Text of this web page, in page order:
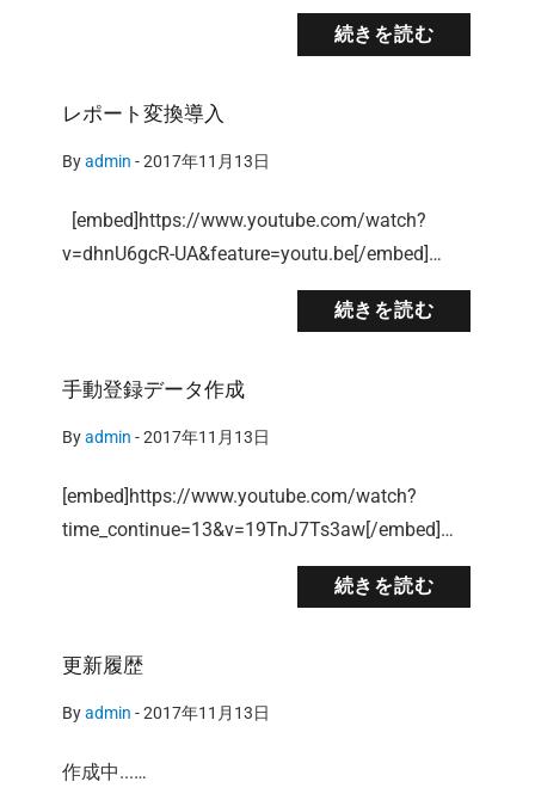
続きを読む
レポート変換導入
Byadmin -2017年11月13日
[embed]https://www.youtube.com/watch?
v=dhnU6gcR-UA&feature=youtu.be[/embed]…
続きを読む
手動登録データ作成
Byadmin -2017年11月13日
[embed]https://www.youtube.com/watch?
time_continue=13&v=19TnJ7Ts3aw[/embed]…
続きを読む
更新履歴
Byadmin -2017年11月13日
作成中...…